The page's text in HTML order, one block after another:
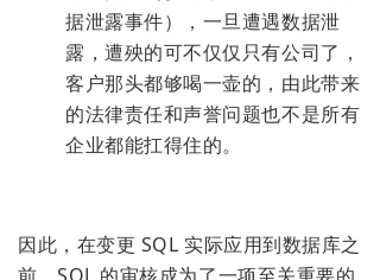
据泄露事件），一旦遭遇数据泄
露，遭殃的可不仅仅只有公司了，
客户那头都够喝一壶的，由此带来
的法律责任和声誉问题也不是所有
企业都能扛得住的。
因此，在变更 SQL 实际应用到数据库之